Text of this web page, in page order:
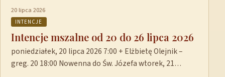
20 lipca 2026
INTENCJE
Intencje mszalne od 20 do 26 lipca 2026
poniedziałek, 20 lipca 2026 7:00 + Elżbietę Olejnik –
greg. 20 18:00 Nowenna do Św. Józefa wtorek, 21…